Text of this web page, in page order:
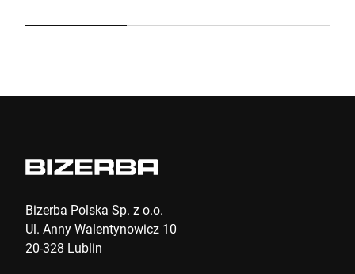
Wyślij
wizualna kontrola tolerancji z sygnalizacją świetlną.
Bizerba Polska Sp. z o.o.
Ul. Anny Walentynowicz 10
20-328 Lublin